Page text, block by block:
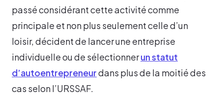
passé considérant cette activité comme
principale et non plus seulement celle d’un
loisir, décident de lancer une entreprise
individuelle ou de sélectionnerun statut
d’autoentrepreneurdans plus de la moitié des
cas selon l’URSSAF.